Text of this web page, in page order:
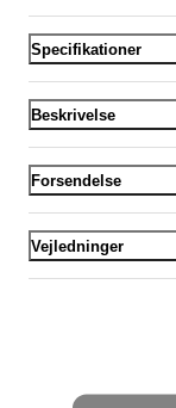
Specifikationer
Beskrivelse
Forsendelse
Vejledninger